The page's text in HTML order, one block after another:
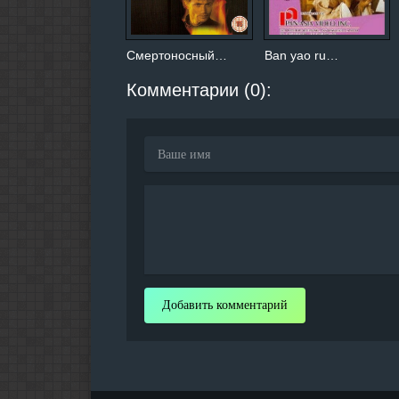
Смертоносный… Ban yao ru…
Комментарии (0):
Добавить комментарий